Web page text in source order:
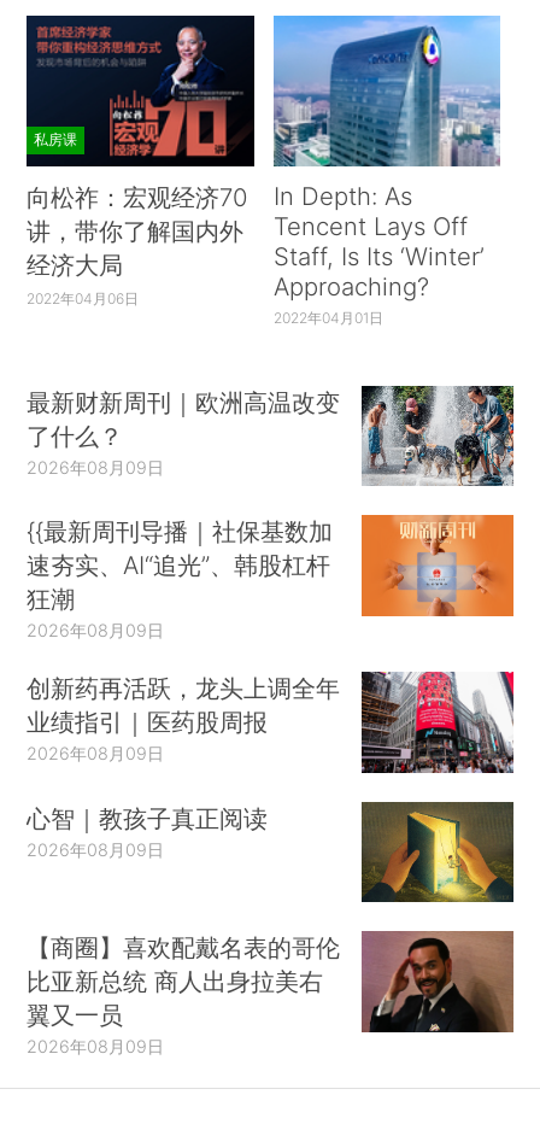
私房课
向松祚：宏观经济70
讲，带你了解国内外
经济大局
2022年04月06日
In Depth: As
Tencent Lays Off
Staff, Is Its ‘Winter’
Approaching?
2022年04月01日
最新财新周刊｜欧洲高温改变
了什么？
2026年08月09日
{{最新周刊导播｜社保基数加
速夯实、AI“追光”、韩股杠杆
狂潮
2026年08月09日
创新药再活跃，龙头上调全年
业绩指引｜医药股周报
2026年08月09日
心智｜教孩子真正阅读
2026年08月09日
【商圈】喜欢配戴名表的哥伦
比亚新总统 商人出身拉美右
翼又一员
2026年08月09日